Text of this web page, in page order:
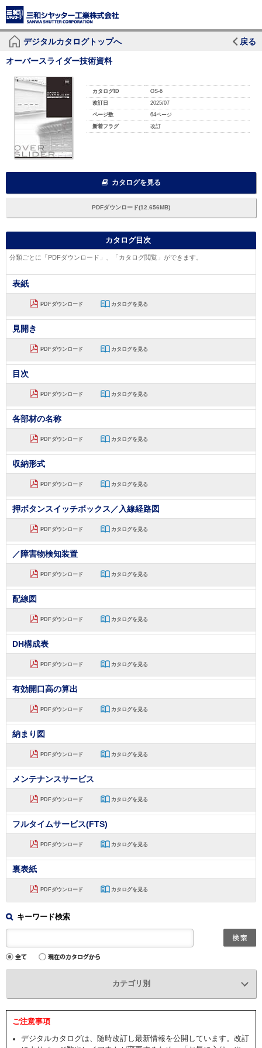
デジタルカタログトップへ 戻る
オーバースライダー技術資料
カタログを見る
カタログID
OS-6
改訂日
2025/07
ページ数
64ページ
新着フラグ
改訂
PDFダウンロード(12.656MB)
カタログ目次
分類ごとに「PDFダウンロード」、「カタログ閲覧」ができます。
表紙
PDFダウンロード カタログを見る
見開き
PDFダウンロード カタログを見る
目次
PDFダウンロード カタログを見る
各部材の名称
PDFダウンロード カタログを見る
収納形式
PDFダウンロード カタログを見る
押ボタンスイッチボックス／入線経路図
PDFダウンロード カタログを見る
／障害物検知装置
PDFダウンロード カタログを見る
配線図
PDFダウンロード カタログを見る
DH構成表
PDFダウンロード カタログを見る
有効開口高の算出
PDFダウンロード カタログを見る
納まり図
PDFダウンロード カタログを見る
メンテナンスサービス
PDFダウンロード カタログを見る
フルタイムサービス(FTS)
PDFダウンロード カタログを見る
裏表紙
PDFダウンロード カタログを見る
キーワード検索
カテゴリ別
ご注意事項
デジタルカタログは、随時改訂し最新情報を公開しています。改訂